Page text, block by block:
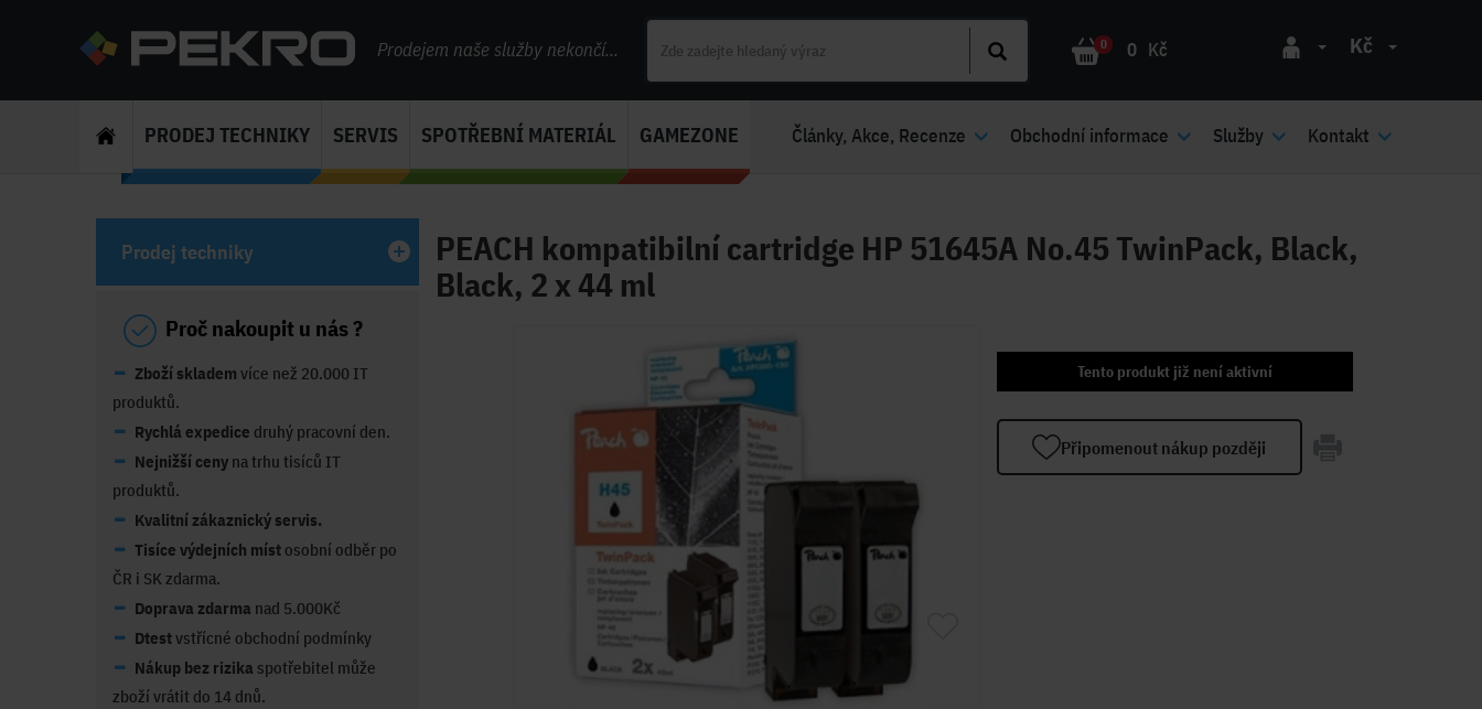
Prodejem naše služby nekončí... 0 0 Kč Kč
PRODEJ TECHNIKY SERVIS SPOTŘEBNÍ MATERIÁL GAMEZONE Články, Akce, Recenze Obchodní informace Služby Kontakt
PEACH kompatibilní cartridge HP 51645A No.45 TwinPack, Black,
Black, 2 x 44 ml
Tento produkt již není aktivní
Připomenout nákup později
Prodej techniky
Proč nakoupit u nás ?
Zboží skladem více než 20.000 IT
produktů.
Rychlá expedice druhý pracovní den.
Nejnižší ceny na trhu tisíců IT
produktů.
Kvalitní zákaznický servis.
Tisíce výdejních míst osobní odběr po
ČR i SK zdarma.
Doprava zdarma nad 5.000Kč
Dtestvstřícné obchodní podmínky
Nákup bez rizika spotřebitel může
zboží vrátit do 14 dnů.